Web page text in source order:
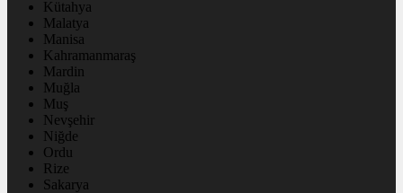
Kütahya
Malatya
Manisa
Kahramanmaraş
Mardin
Muğla
Muş
Nevşehir
Niğde
Ordu
Rize
Sakarya